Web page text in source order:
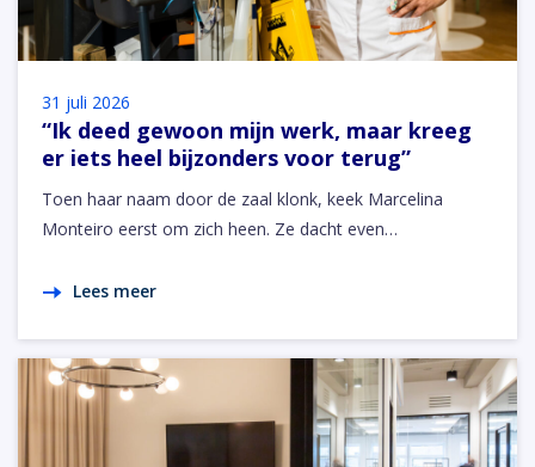
31 juli 2026
“Ik deed gewoon mijn werk, maar kreeg
er iets heel bijzonders voor terug”
Toen haar naam door de zaal klonk, keek Marcelina
Monteiro eerst om zich heen. Ze dacht even…
Lees meer